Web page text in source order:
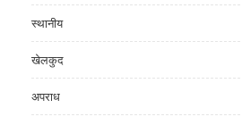
स्थानीय
खेलकुद
अपराध